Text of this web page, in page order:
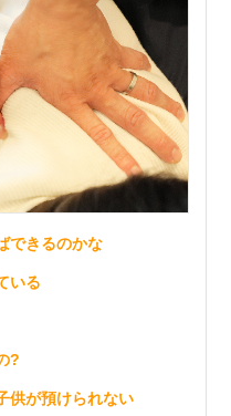
できるのかな
いる
?
供が預けられない